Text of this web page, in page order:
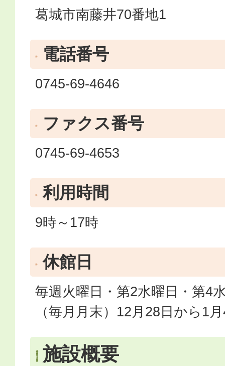
葛城市南藤井70番地1
電話番号
0745-69-4646
ファクス番号
0745-69-4653
利用時間
9時～17時
休館日
毎週火曜日・第2水曜日・第4
（毎月月末）12月28日から1
施設概要